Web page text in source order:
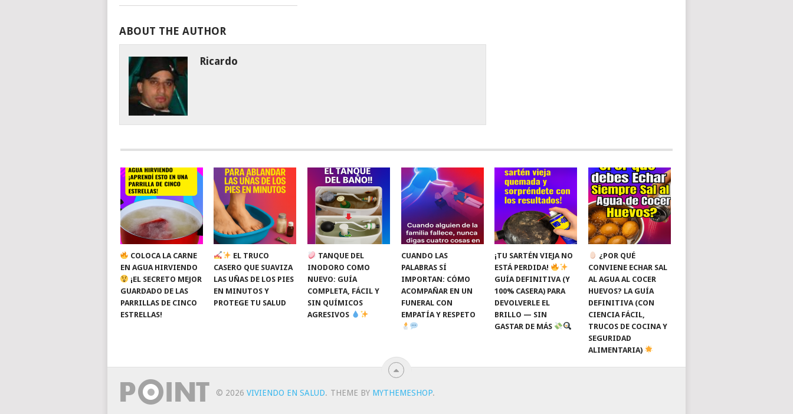
ABOUT THE AUTHOR
Ricardo
COLOCA LA CARNE
EN AGUA HIRVIENDO
¡EL SECRETO MEJOR
GUARDADO DE LAS
PARRILLAS DE CINCO
ESTRELLAS!
EL TRUCO
CASERO QUE SUAVIZA
LAS UÑAS DE LOS PIES
EN MINUTOS Y
PROTEGE TU SALUD
TANQUE DEL
INODORO COMO
NUEVO: GUÍA
COMPLETA, FÁCIL Y
SIN QUÍMICOS
AGRESIVOS
CUANDO LAS
PALABRAS SÍ
IMPORTAN: CÓMO
ACOMPAÑAR EN UN
FUNERAL CON
EMPATÍA Y RESPETO
¡TU SARTÉN VIEJA NO
ESTÁ PERDIDA!
GUÍA DEFINITIVA (Y
100% CASERA) PARA
DEVOLVERLE EL
BRILLO — SIN
GASTAR DE MÁS
¿POR QUÉ
CONVIENE ECHAR SAL
AL AGUA AL COCER
HUEVOS? LA GUÍA
DEFINITIVA (CON
CIENCIA FÁCIL,
TRUCOS DE COCINA Y
SEGURIDAD
ALIMENTARIA)
© 2026 VIVIENDO EN SALUD. THEME BY MYTHEMESHOP.